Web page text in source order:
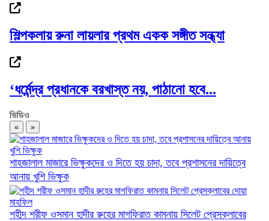
দাবি আদায় না হওয়া পর্যন্ত আন্দোলন চলবে:...
ফ্যামিলি কার্ডের আনুষ্ঠানিক উদ্বোধন ১৬ আগস্ট
২৫ কোটি টাকার ৫ সেতুর কাজ অনিশ্চিত
শিল্পকলায় রুনা লায়লার প্রথম একক সঙ্গীত সন্ধ্যা
‘ধর্মেন্দ্র প্রধানকে বরখাস্ত নয়, পাঠানো হবে...
ভিডিও
« »
শাহজালাল মাজারে ভিক্ষুকদের ও দিতে হয় চাদা, তবে প্রশাসনের দায়িত্বে
আনায় খুশি ভিক্ষুক
শহীদ শরীফ ওসমান হাদীর রুহের মাগফিরাত কামনায় সিলেট প্রেসক্লাবের